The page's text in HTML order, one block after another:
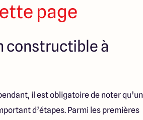
page
constructible à
il est obligatoire de noter qu’un
d’étapes. Parmi les premières